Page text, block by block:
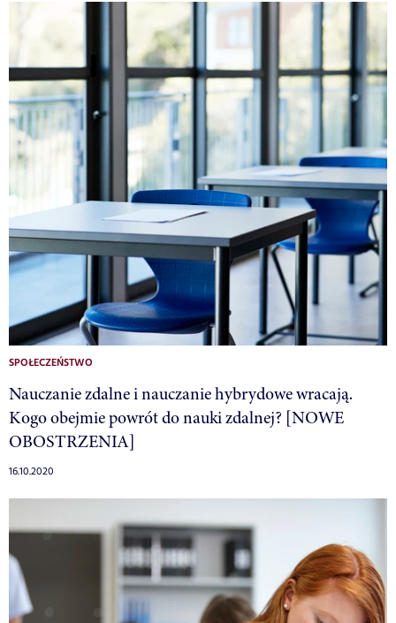
SPOŁECZEŃSTWO
Nauczanie zdalne i nauczanie hybrydowe wracają.
Kogo obejmie powrót do nauki zdalnej? [NOWE
OBOSTRZENIA]
16.10.2020